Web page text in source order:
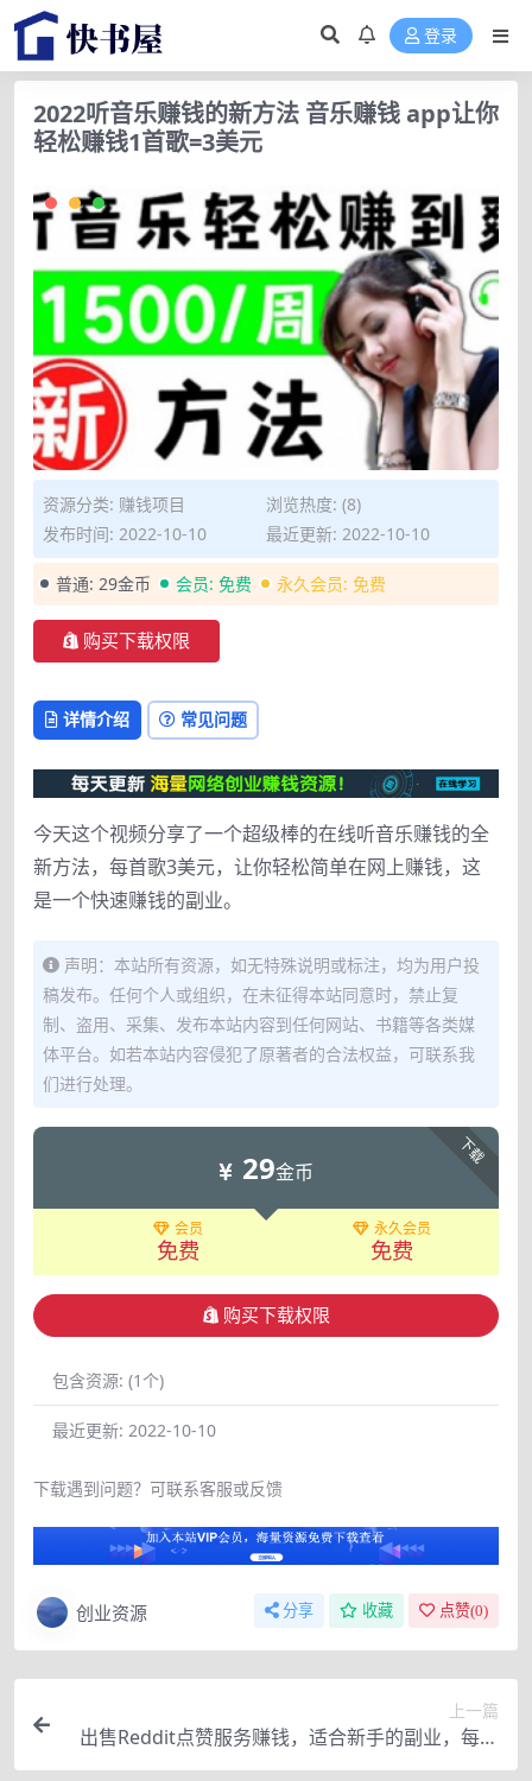
登录
2022听音乐赚钱的新方法 音乐赚钱 app让你
轻松赚钱1首歌=3美元
资源分类: 赚钱项目
浏览热度: (8)
发布时间: 2022-10-10
最近更新: 2022-10-10
普通: 29金币 会员: 免费 永久会员: 免费
购买下载权限
详情介绍 常见问题
今天这个视频分享了一个超级棒的在线听音乐赚钱的全
新方法，每首歌3美元，让你轻松简单在网上赚钱，这
是一个快速赚钱的副业。
声明：本站所有资源，如无特殊说明或标注，均为用户投
稿发布。任何个人或组织，在未征得本站同意时，禁止复
制、盗用、采集、发布本站内容到任何网站、书籍等各类媒
体平台。如若本站内容侵犯了原著者的合法权益，可联系我
们进行处理。
下载
29金币
会员
免费
永久会员
免费
购买下载权限
包含资源: (1个)
最近更新: 2022-10-10
下载遇到问题？可联系客服或反馈
创业资源 分享 收藏 点赞(0)
上一篇
出售Reddit点赞服务赚钱，适合新手的副业，每天
躺赚200美元